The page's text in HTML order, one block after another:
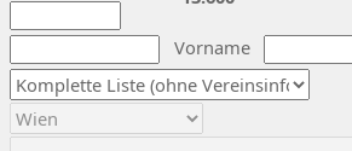
Vorname